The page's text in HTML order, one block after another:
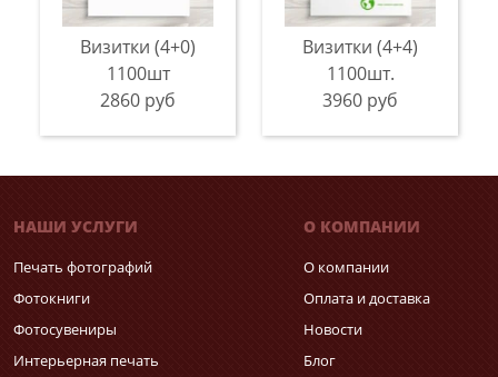
Визитки (4+0)
1100шт
2860 руб
Визитки (4+4)
1100шт.
3960 руб
НАШИ УСЛУГИ
Печать фотографий
Фотокниги
Фотосувениры
Интерьерная печать
О КОМПАНИИ
О компании
Оплата и доставка
Новости
Блог